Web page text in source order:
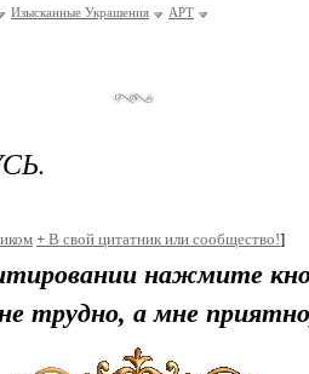
Изысканные Украшения АРТ
+ В свой цитатник или сообщество!]
нажмите
трудно, а мне